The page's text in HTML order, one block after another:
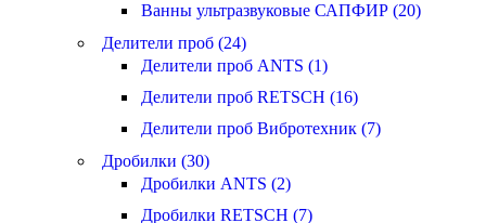
Ванны ультразвуковые САПФИР (20)
Делители проб (24)
Делители проб ANTS (1)
Делители проб RETSCH (16)
Делители проб Вибротехник (7)
Дробилки (30)
Дробилки ANTS (2)
Дробилки RETSCH (7)